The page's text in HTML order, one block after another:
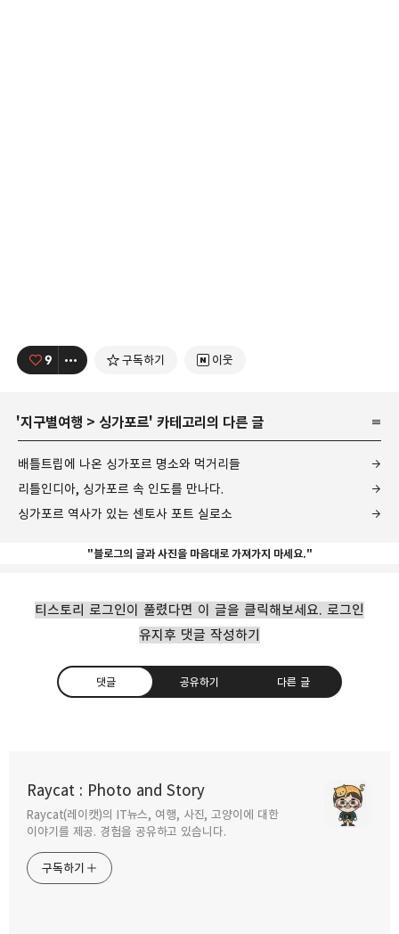
9 구독하기 이웃
'지구별여행 > 싱가포르' 카테고리의 다른 글
배틀트립에 나온 싱가포르 명소와 먹거리들
리틀인디아, 싱가포르 속 인도를 만나다.
싱가포르 역사가 있는 센토사 포트 실로소
"블로그의 글과 사진을 마음대로 가져가지 마세요."
티스토리 로그인이 풀렸다면 이 글을 클릭해보세요. 로그인
유지후 댓글 작성하기
댓글 공유하기 다른 글
Raycat : Photo and Story
Raycat(레이캣)의 IT뉴스, 여행, 사진, 고양이에 대한
이야기를 제공. 경험을 공유하고 있습니다.
구독하기
구독하기 카카오톡
프리미엄 라운지
2017.10.07
배틀트립에 나온 싱가포르 명소와 먹거리들